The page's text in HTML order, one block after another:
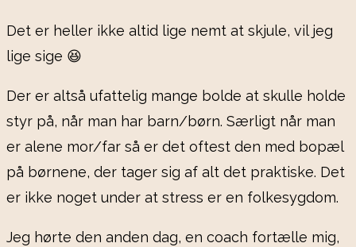
Det er heller ikke altid lige nemt at skjule, vil jeg
lige sige 😆
Der er altså ufattelig mange bolde at skulle holde
styr på, når man har barn/børn. Særligt når man
er alene mor/far så er det oftest den med bopæl
på børnene, der tager sig af alt det praktiske. Det
er ikke noget under at stress er en folkesygdom.
Jeg hørte den anden dag, en coach fortælle mig,